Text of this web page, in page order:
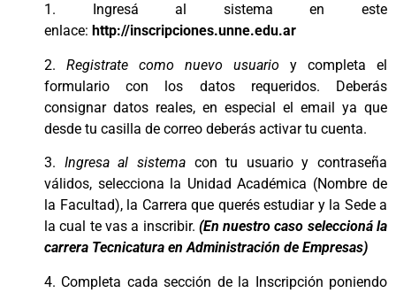
1. Ingresá al sistema en este
enlace: http://inscripciones.unne.edu.ar
2. Registrate como nuevo usuario y completa el
formulario con los datos requeridos. Deberás
consignar datos reales, en especial el email ya que
desde tu casilla de correo deberás activar tu cuenta.
3. Ingresa al sistema con tu usuario y contraseña
válidos, selecciona la Unidad Académica (Nombre de
la Facultad), la Carrera que querés estudiar y la Sede a
la cual te vas a inscribir. (En nuestro caso seleccioná la
carrera Tecnicatura en Administración de Empresas)
4. Completa cada sección de la Inscripción poniendo